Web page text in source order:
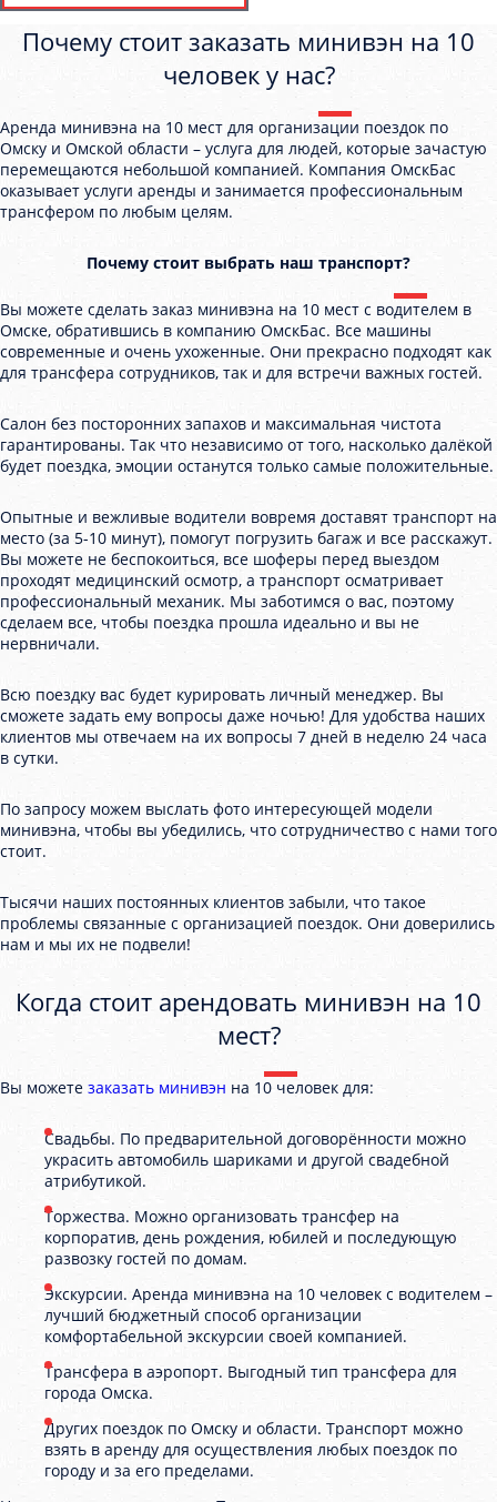
Почему стоит заказать минивэн на 10
человек у нас?
Аренда минивэна на 10 мест для организации поездок по
Омску и Омской области – услуга для людей, которые зачастую
перемещаются небольшой компанией. Компания ОмскБас
оказывает услуги аренды и занимается профессиональным
трансфером по любым целям.
Почему стоит выбрать наш транспорт?
Вы можете сделать заказ минивэна на 10 мест с водителем в
Омске, обратившись в компанию ОмскБас. Все машины
современные и очень ухоженные. Они прекрасно подходят как
для трансфера сотрудников, так и для встречи важных гостей.
Салон без посторонних запахов и максимальная чистота
гарантированы. Так что независимо от того, насколько далёкой
будет поездка, эмоции останутся только самые положительные.
Опытные и вежливые водители вовремя доставят транспорт на
место (за 5-10 минут), помогут погрузить багаж и все расскажут.
Вы можете не беспокоиться, все шоферы перед выездом
проходят медицинский осмотр, а транспорт осматривает
профессиональный механик. Мы заботимся о вас, поэтому
сделаем все, чтобы поездка прошла идеально и вы не
нервничали.
Всю поездку вас будет курировать личный менеджер. Вы
сможете задать ему вопросы даже ночью! Для удобства наших
клиентов мы отвечаем на их вопросы 7 дней в неделю 24 часа
в сутки.
По запросу можем выслать фото интересующей модели
минивэна, чтобы вы убедились, что сотрудничество с нами того
стоит.
Тысячи наших постоянных клиентов забыли, что такое
проблемы связанные с организацией поездок. Они доверились
нам и мы их не подвели!
Когда стоит арендовать минивэн на 10
мест?
Вы можете заказать минивэн на 10 человек для:
Свадьбы. По предварительной договорённости можно
украсить автомобиль шариками и другой свадебной
атрибутикой.
Торжества. Можно организовать трансфер на
корпоратив, день рождения, юбилей и последующую
развозку гостей по домам.
Экскурсии. Аренда минивэна на 10 человек с водителем –
лучший бюджетный способ организации
комфортабельной экскурсии своей компанией.
Трансфера в аэропорт. Выгодный тип трансфера для
города Омска.
Других поездок по Омску и области. Транспорт можно
взять в аренду для осуществления любых поездок по
городу и за его пределами.